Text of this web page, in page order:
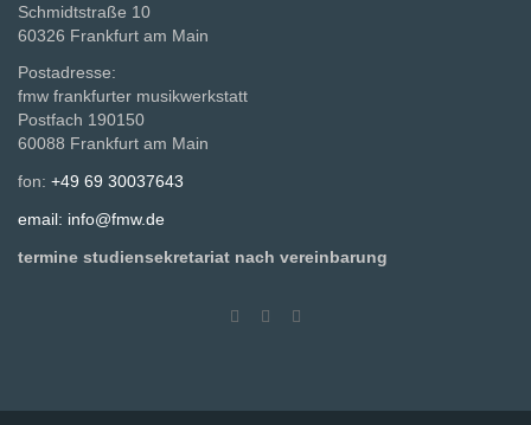
Schmidtstraße 10
60326 Frankfurt am Main
Postadresse:
fmw frankfurter musikwerkstatt
Postfach 190150
60088 Frankfurt am Main
fon: +49 69 30037643
email: info@fmw.de
termine studiensekretariat nach vereinbarung